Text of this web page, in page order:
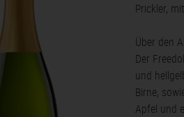
Prickler,
Über den
Der
und
Birne,
Apfel und